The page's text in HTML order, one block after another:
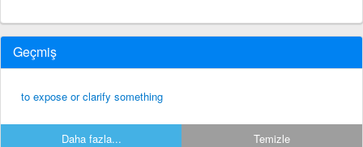
Geçmiş
to expose or clarify something
Daha fazla... Temizle